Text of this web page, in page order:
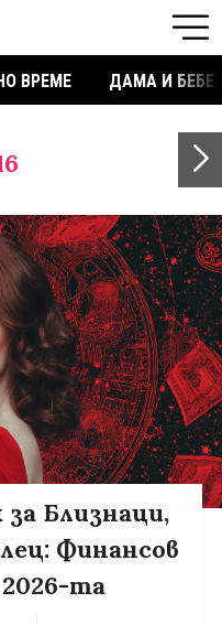
ВРЕМЕ ДАМА И БЕБЕ
Близнаци,
Финансов
2026-та